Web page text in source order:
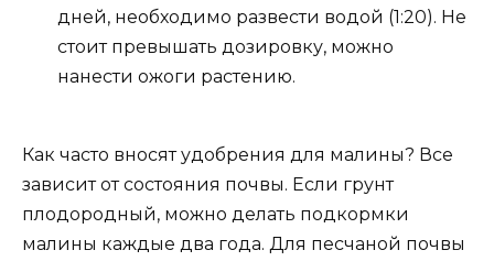
дней, необходимо развести водой (1:20). Не
стоит превышать дозировку, можно
нанести ожоги растению.
Как часто вносят удобрения для малины? Все
зависит от состояния почвы. Если грунт
плодородный, можно делать подкормки
малины каждые два года. Для песчаной почвы